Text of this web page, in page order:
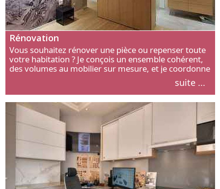
Rénovation
Vous souhaitez rénover une pièce ou repenser toute
votre habitation ? Je conçois un ensemble cohérent,
des volumes au mobilier sur mesure, et je coordonne
suite ...